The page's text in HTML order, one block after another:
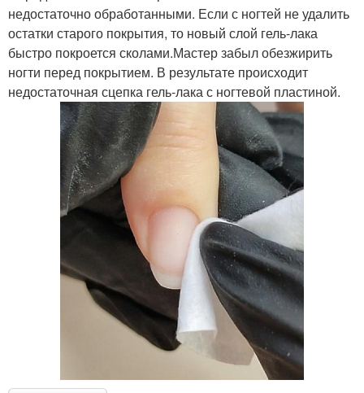
недостаточно обработанными. Если с ногтей не удалить
остатки старого покрытия, то новый слой гель-лака
быстро покроется сколами.Мастер забыл обезжирить
ногти перед покрытием. В результате происходит
недостаточная сцепка гель-лака с ногтевой пластиной.